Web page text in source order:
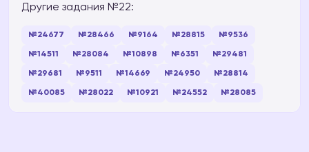
Другие задания №22:
№24677 №28466 №9164 №28815 №9536
№14511 №28084 №10898 №6351 №29481
№29681 №9511 №14669 №24950 №28814
№40085 №28022 №10921 №24552 №28085